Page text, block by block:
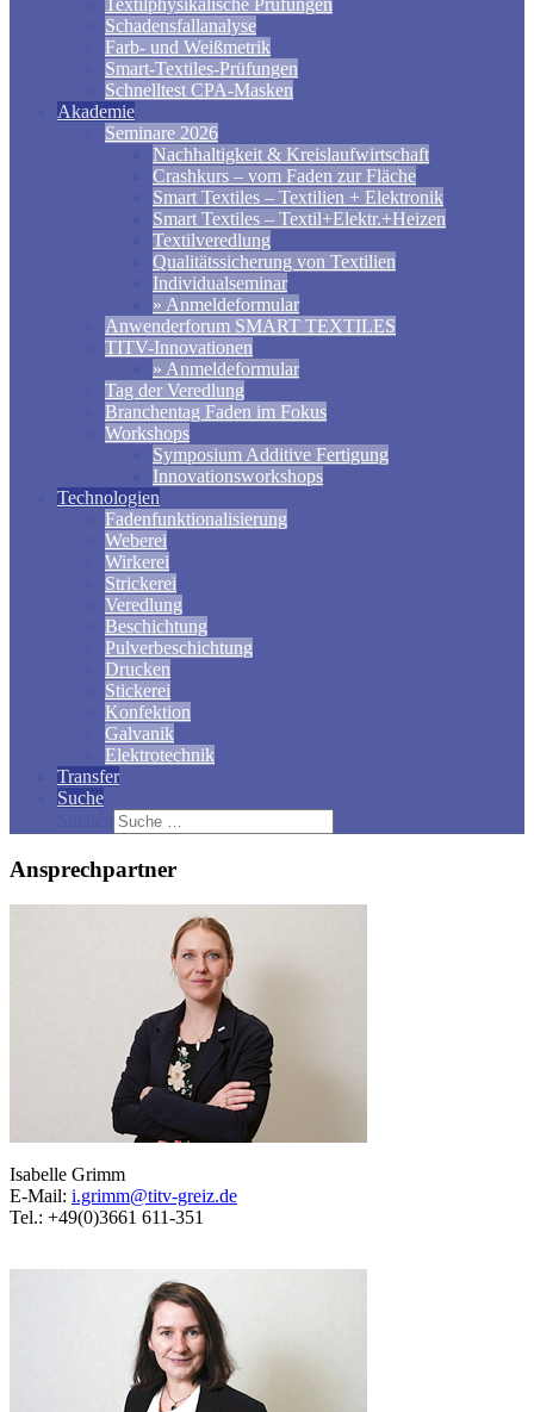
Textilphysikalische Prüfungen
Schadensfallanalyse
Farb- und Weißmetrik
Smart-Textiles-Prüfungen
Schnelltest CPA-Masken
Akademie
Seminare 2026
Nachhaltigkeit & Kreislaufwirtschaft
Crashkurs – vom Faden zur Fläche
Smart Textiles – Textilien + Elektronik
Smart Textiles – Textil+Elektr.+Heizen
Textilveredlung
Qualitätssicherung von Textilien
Individualseminar
» Anmeldeformular
Anwenderforum SMART TEXTILES
TITV-Innovationen
» Anmeldeformular
Tag der Veredlung
Branchentag Faden im Fokus
Workshops
Symposium Additive Fertigung
Innovationsworkshops
Technologien
Fadenfunktionalisierung
Weberei
Wirkerei
Strickerei
Veredlung
Beschichtung
Pulverbeschichtung
Drucken
Stickerei
Konfektion
Galvanik
Elektrotechnik
Transfer
Suche
Ansprechpartner
Isabelle Grimm
E-Mail: i.grimm@titv-greiz.de
Tel.: +49(0)3661 611-351